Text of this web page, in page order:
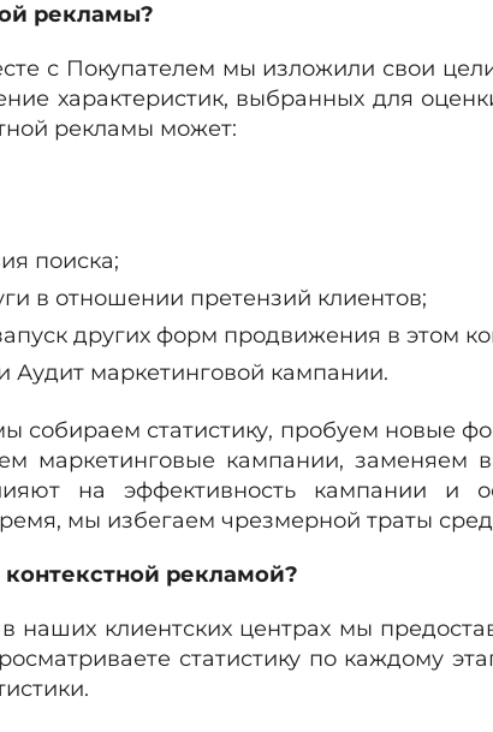
рекламы?
с Покупателем мы изложили свои
характеристик, выбранных для
рекламы может:
поиска;
в отношении претензий клиентов;
других форм продвижения в этом
Аудит маркетинговой кампании.
собираем статистику, пробуем новые
маркетинговые кампании, заменяем
на эффективность кампании и
мы избегаем чрезмерной траты
рекламой?
наших клиентских центрах мы
статистику по каждому